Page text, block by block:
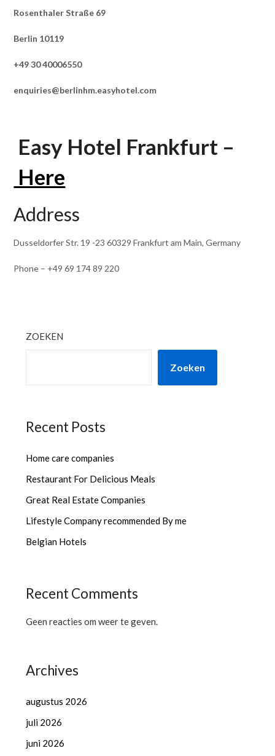
Rosenthaler Straße 69
Berlin 10119
+49 30 40006550
enquiries@berlinhm.easyhotel.com
Easy Hotel Frankfurt –
Here
Address
Dusseldorfer Str. 19 -23 60329 Frankfurt am Main, Germany
Phone – +49 69 174 89 220
ZOEKEN
Zoeken
Recent Posts
Home care companies
Restaurant For Delicious Meals
Great Real Estate Companies
Lifestyle Company recommended By me
Belgian Hotels
Recent Comments
Geen reacties om weer te geven.
Archives
augustus 2026
juli 2026
juni 2026